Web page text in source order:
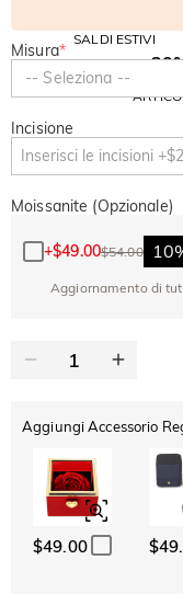
SALDI ESTIVI
-10%
SU TUTTO
-
Misura*
-- Seleziona --
Incisione
Moissanite (Opzionale)
+$49.00$54.00
Aggiornamento di
Aggiungi Accessorio
$49.00